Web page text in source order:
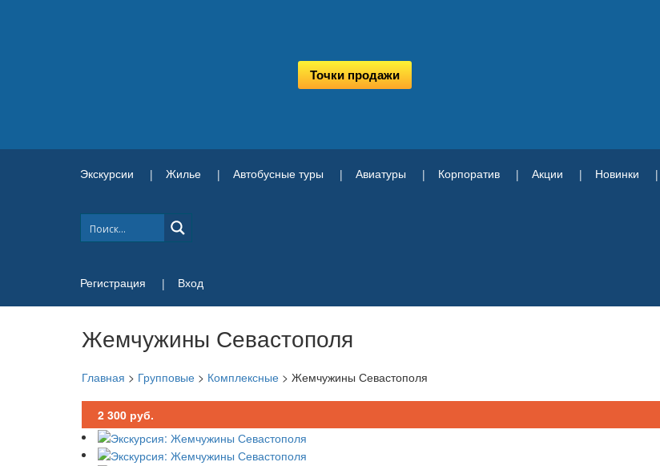
Точки продажи
Экскурсии Жилье Автобусные туры Авиатуры Корпоратив Акции Новинки
Регистрация Вход
Жемчужины Севастополя
Главная > Групповые > Комплексные > Жемчужины Севастополя
2 300 руб.